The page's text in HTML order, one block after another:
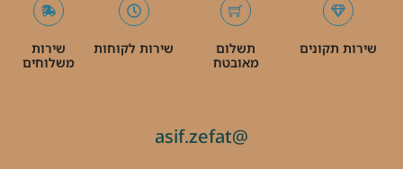
שירות תקונים
תשלום
מאובטח
שירות לקוחות
שירות
משלוחים
@asif.zefat